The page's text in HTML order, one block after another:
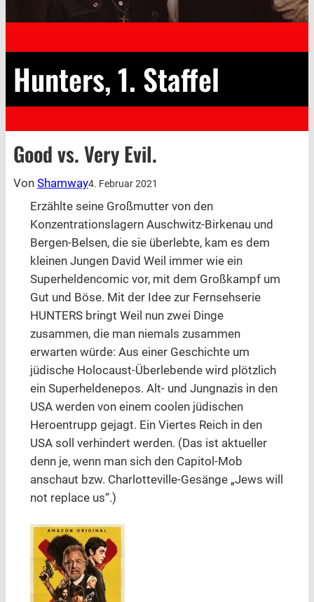
Hunters, 1. Staffel
Good vs. Very Evil.
Von Shamway4. Februar 2021
Erzählte seine Großmutter von den
Konzentrationslagern Auschwitz-Birkenau und
Bergen-Belsen, die sie überlebte, kam es dem
kleinen Jungen David Weil immer wie ein
Superheldencomic vor, mit dem Großkampf um
Gut und Böse. Mit der Idee zur Fernsehserie
HUNTERS bringt Weil nun zwei Dinge
zusammen, die man niemals zusammen
erwarten würde: Aus einer Geschichte um
jüdische Holocaust-Überlebende wird plötzlich
ein Superheldenepos. Alt- und Jungnazis in den
USA werden von einem coolen jüdischen
Heroentrupp gejagt. Ein Viertes Reich in den
USA soll verhindert werden. (Das ist aktueller
denn je, wenn man sich den Capitol-Mob
anschaut bzw. Charlotteville-Gesänge „Jews will
not replace us“.)